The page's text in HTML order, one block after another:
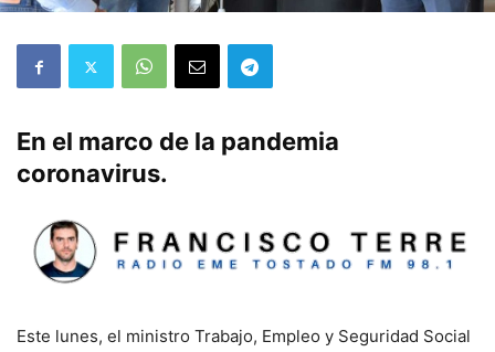
En el marco de la pandemia
coronavirus.
Este lunes, el ministro Trabajo, Empleo y Seguridad Social